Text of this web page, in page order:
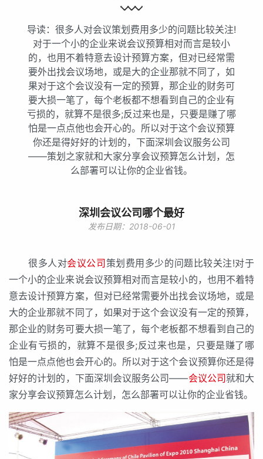
导读：很多人对会议策划费用多少的问题比较关注!
对于一个小的企业来说会议预算相对而言是较小
的，也用不着特意去设计预算方案，但对已经常需
要外出找会议场地，或是大的企业那就不同了，如
果对于这个会议没有一定的预算，那企业的财务可
要大损一笔了，每个老板都不想看到自己的企业有
亏损的，就算不是很多;反过来也是，只要是赚了哪
怕是一点点他也会开心的。所以对于这个会议预算
你还是得好好的计划的，下面深圳会议服务公司
——策划之家就和大家分享会议预算怎么计划，怎
么部署可以让你的企业省钱。
深圳会议公司哪个最好
发布日期：2018-06-01
很多人对会议公司 策划费用多少的问题比较关注!对于
一个小的企业来说会议预算相对而言是较小的，也用不着特
意去设计预算方案，但对已经常需要外出找会议场地，或是
大的企业那就不同了，如果对于这个会议没有一定的预算，
那企业的财务可要大损一笔了，每个老板都不想看到自己的
企业有亏损的，就算不是很多;反过来也是，只要是赚了哪
怕是一点点他也会开心的。所以对于这个会议预算你还是得
好好的计划的，下面深圳会议服务公司——会议公司就和大
家分享会议预算怎么计划，怎么部署可以让你的企业省钱。